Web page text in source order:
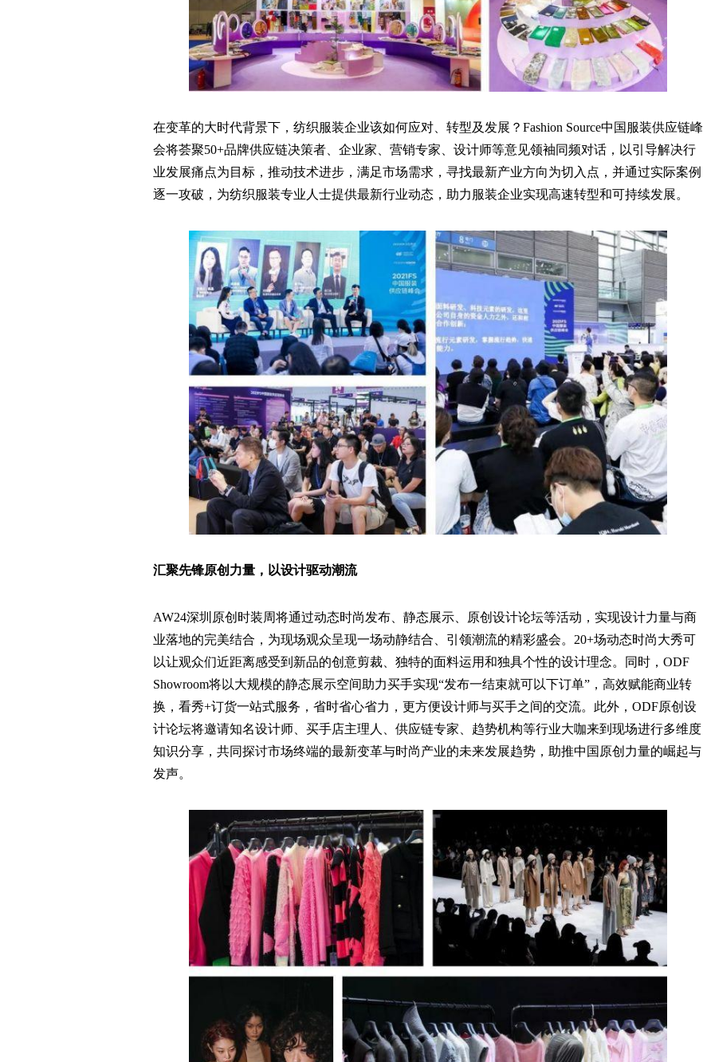
在变革的大时代背景下，纺织服装企业该如何应对、转型及发展？Fashion Source中国服装供应链峰
会将荟聚50+品牌供应链决策者、企业家、营销专家、设计师等意见领袖同频对话，以引导解决行
业发展痛点为目标，推动技术进步，满足市场需求，寻找最新产业方向为切入点，并通过实际案例
逐一攻破，为纺织服装专业人士提供最新行业动态，助力服装企业实现高速转型和可持续发展。
汇聚先锋原创力量，以设计驱动潮流
AW24深圳原创时装周将通过动态时尚发布、静态展示、原创设计论坛等活动，实现设计力量与商
业落地的完美结合，为现场观众呈现一场动静结合、引领潮流的精彩盛会。20+场动态时尚大秀可
以让观众们近距离感受到新品的创意剪裁、独特的面料运用和独具个性的设计理念。同时，ODF
Showroom将以大规模的静态展示空间助力买手实现“发布一结束就可以下订单”，高效赋能商业转
换，看秀+订货一站式服务，省时省心省力，更方便设计师与买手之间的交流。此外，ODF原创设
计论坛将邀请知名设计师、买手店主理人、供应链专家、趋势机构等行业大咖来到现场进行多维度
知识分享，共同探讨市场终端的最新变革与时尚产业的未来发展趋势，助推中国原创力量的崛起与
发声。